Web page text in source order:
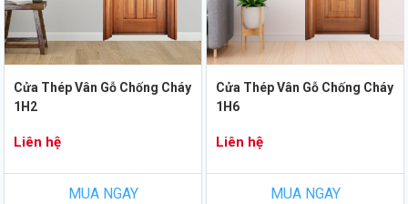
Cửa Thép Vân Gỗ Chống Cháy
1H2
Liên hệ
MUA NGAY
Cửa Thép Vân Gỗ Chống Cháy
1H6
Liên hệ
MUA NGAY